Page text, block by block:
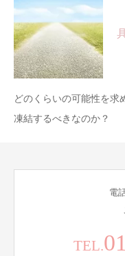
どのくらいの可能性を求
凍結するべきなのか？
電
TEL.